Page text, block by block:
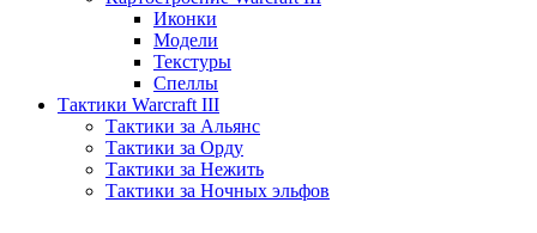
Иконки
Модели
Текстуры
Спеллы
Тактики Warcraft III
Тактики за Альянс
Тактики за Орду
Тактики за Нежить
Тактики за Ночных эльфов